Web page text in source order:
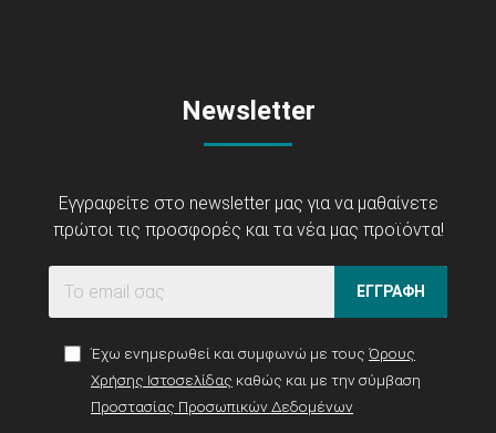
Newsletter
Εγγραφείτε στο newsletter μας για να μαθαίνετε
πρώτοι τις προσφορές και τα νέα μας προϊόντα!
ΕΓΓΡΑΦΗ
Έχω ενημερωθεί και συμφωνώ με τους Όρους
Χρήσης Ιστοσελίδας καθώς και με την σύμβαση
Προστασίας Προσωπικών Δεδομένων